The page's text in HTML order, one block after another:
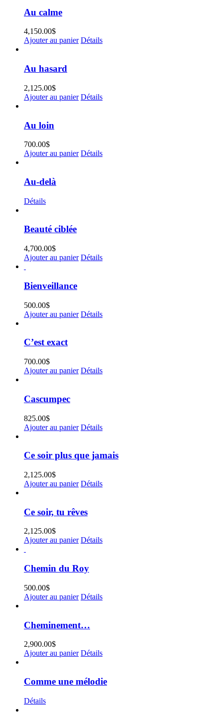
Au calme
4,150.00$
Ajouter au panier Détails
Au hasard
2,125.00$
Ajouter au panier Détails
Au loin
700.00$
Ajouter au panier Détails
Au-delà
Détails
Beauté ciblée
4,700.00$
Ajouter au panier Détails
Bienveillance
500.00$
Ajouter au panier Détails
C’est exact
700.00$
Ajouter au panier Détails
Cascumpec
825.00$
Ajouter au panier Détails
Ce soir plus que jamais
2,125.00$
Ajouter au panier Détails
Ce soir, tu rêves
2,125.00$
Ajouter au panier Détails
Chemin du Roy
500.00$
Ajouter au panier Détails
Cheminement…
2,900.00$
Ajouter au panier Détails
Comme une mélodie
Détails